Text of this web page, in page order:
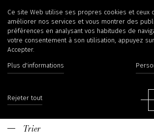
Extreme
uniquement avec la chèvre de
extrêmement froids. Le sous-poil
principalement sur le ventre et les
chèvre est la fibre très douce appelée
sous-poil est peigné une fois par an
Ce site Web utilise ses propres cookies et ceux
améliorer nos services et vous montrer des
préférences en analysant vos habitudes de
votre consentement à son utilisation, appuyez
Accepter.
Plus d'informations
Rejeter tout